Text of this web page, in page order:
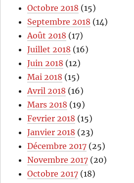
Octobre 2018 (15)
Septembre 2018 (14)
Août 2018 (17)
Juillet 2018 (16)
Juin 2018 (12)
Mai 2018 (15)
Avril 2018 (16)
Mars 2018 (19)
Fevrier 2018 (15)
Janvier 2018 (23)
Décembre 2017 (25)
Novembre 2017 (20)
Octobre 2017 (18)